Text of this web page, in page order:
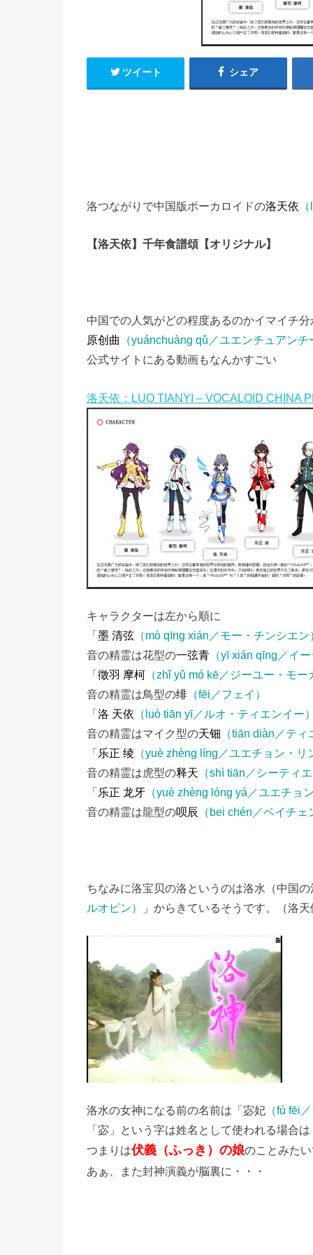
ツイート シェア
洛つながりで中国版ボーカロイドの洛天依
【洛天依】千年食譜頌【オリジナル】
中国での人気がどの程度あるのかイマイチ分
原创曲
（yuánchuàng qǔ／ユエンチュアンチ
公式サイトにある動画もなんかすごい
洛天依：LUO TIANYI – VOCALOID CHINA
キャラクターは左から順に
「墨 清弦 （mò qīng xián／モー・チンシエン
音の精霊は花型の一弦青 （yī xián qīng／イー
「徵羽 摩柯 （zhǐ yǔ mó kē／ジーユー・モー
音の精霊は鳥型の绯 （fēi／フェイ）
「洛 天依 （luò tiān yī／ルオ・ティエンイー）
音の精霊はマイク型の天钿 （tiān diàn／ティ
「乐正 绫 （yuè zhèng líng／ユエチョン・リ
音の精霊は虎型の释天 （shì tiān／シーティエ
「乐正 龙牙 （yuè zhèng lóng yá／ユエチョ
音の精霊は龍型の呗辰 （bei chén／ベイチェ
ちなみに洛宝贝の洛というのは洛水（中国
ルオピン）
」からきているそうです。（洛天
洛水の女神になる前の名前は「宓妃 （fú fēi
「宓」という字は姓名として使われる場合
つまりは伏義（ふっき）の娘のことみたい
あぁ、また封神演義が脳裏に・・・